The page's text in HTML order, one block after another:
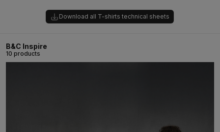
Download all T-shirts technical sheets
B&C Inspire
10 products